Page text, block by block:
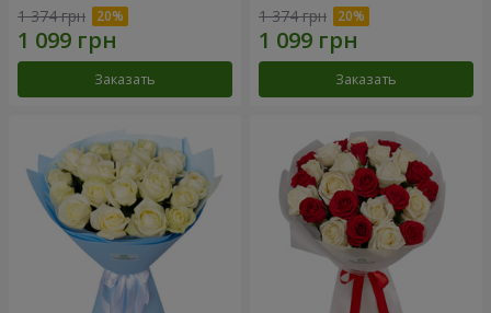
1 374 грн
Заказать
1 374 грн
Заказать